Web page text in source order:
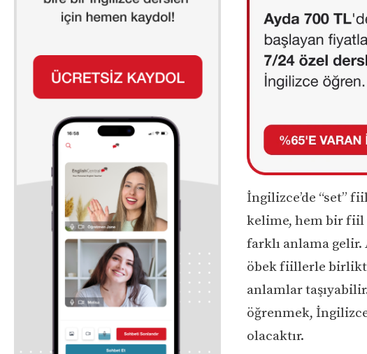
İngilizce’de “set”
kelime, hem bir fiil
farklı anlama gelir.
öbek fiillerle birlikte
anlamlar
öğrenmek,
olacaktır.